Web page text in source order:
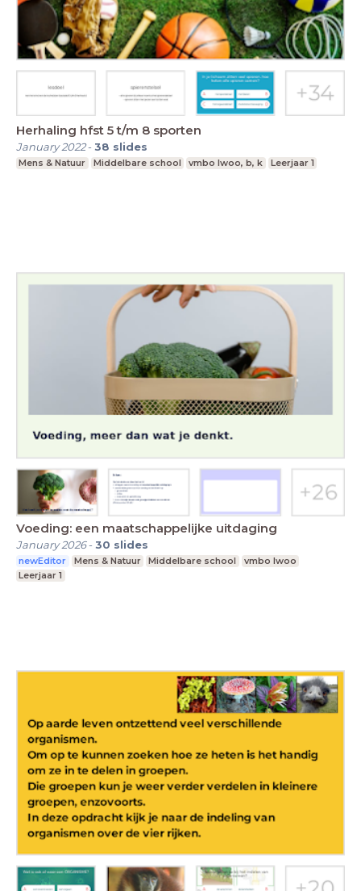
Herhaling hfst 5 t/m 8 sporten
January 2022-38 slides
Mens & Natuur Middelbare school vmbo lwoo, b, k Leerjaar 1
Voeding: een maatschappelijke uitdaging
January 2026-30 slides
newEditor Mens & Natuur Middelbare school
vmbo lwoo
Leerjaar 1